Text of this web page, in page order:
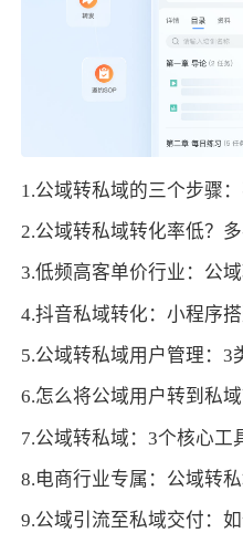
6.怎么将公域用户转到私域
7.公域转私域：3个核心工
8.电商行业专属：公域转
9.公域引流至私域交付：